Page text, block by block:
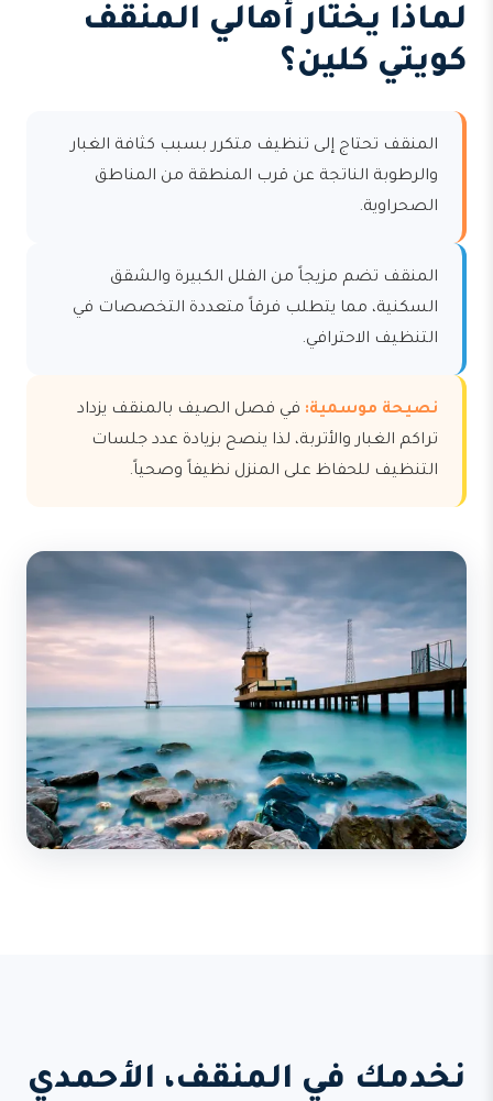
لماذا يختار أهالي المنقف
كويتي كلين؟
المنقف تحتاج إلى تنظيف متكرر بسبب كثافة الغبار
والرطوبة الناتجة عن قرب المنطقة من المناطق
الصحراوية.
المنقف تضم مزيجاً من الفلل الكبيرة والشقق
السكنية، مما يتطلب فرقاً متعددة التخصصات في
التنظيف الاحترافي.
نصيحة موسمية: في فصل الصيف بالمنقف يزداد
تراكم الغبار والأتربة، لذا ينصح بزيادة عدد جلسات
التنظيف للحفاظ على المنزل نظيفاً وصحياً.
نخدمك في المنقف، الأحمدي